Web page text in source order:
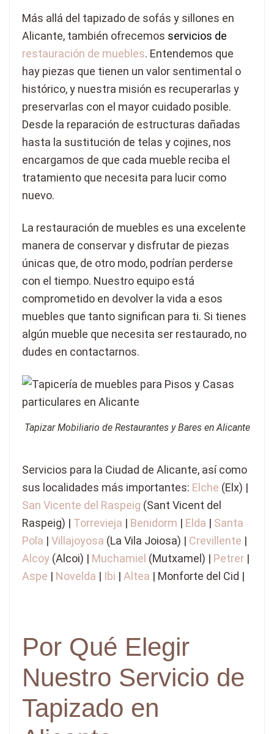
Más allá del tapizado de sofás y sillones en
Alicante, también ofrecemos servicios de
restauración de muebles. Entendemos que
hay piezas que tienen un valor sentimental o
histórico, y nuestra misión es recuperarlas y
preservarlas con el mayor cuidado posible.
Desde la reparación de estructuras dañadas
hasta la sustitución de telas y cojines, nos
encargamos de que cada mueble reciba el
tratamiento que necesita para lucir como
nuevo.
La restauración de muebles es una excelente
manera de conservar y disfrutar de piezas
únicas que, de otro modo, podrían perderse
con el tiempo. Nuestro equipo está
comprometido en devolver la vida a esos
muebles que tanto significan para ti. Si tienes
algún mueble que necesita ser restaurado, no
dudes en contactarnos.
Tapizar Mobiliario de Restaurantes y Bares en Alicante
Servicios para la Ciudad de Alicante, así como
sus localidades más importantes: Elche (Elx) |
San Vicente del Raspeig (Sant Vicent del
Raspeig) | Torrevieja | Benidorm | Elda | Santa
Pola | Villajoyosa (La Vila Joiosa) | Crevillente |
Alcoy (Alcoi) | Muchamiel (Mutxamel) | Petrer |
Aspe | Novelda | Ibi | Altea | Monforte del Cid |
Por Qué Elegir
Nuestro Servicio de
Tapizado en